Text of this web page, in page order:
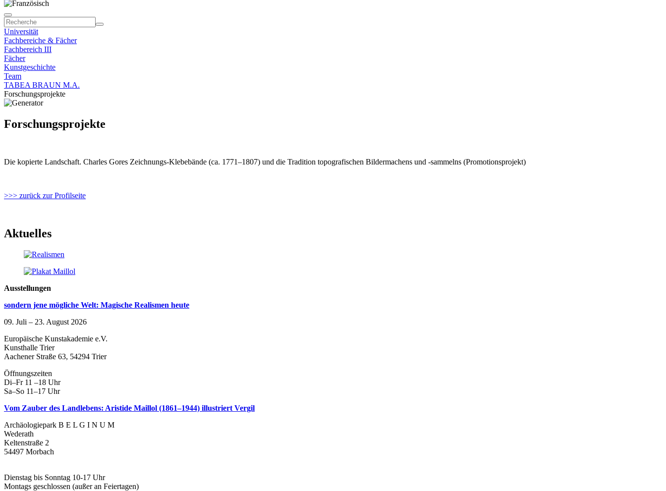
Universität
Fachbereiche & Fächer
Fachbereich III
Fächer
Kunstgeschichte
Team
TABEA BRAUN M.A.
Forschungsprojekte
Forschungsprojekte
Die kopierte Landschaft. Charles Gores Zeichnungs-Klebebände (ca. 1771–1807) und die Tradition topografischen Bildermachens und -sammelns (Promotionsprojekt)
>>> zurück zur Profilseite
Aktuelles
Ausstellungen
sondern jene mögliche Welt: Magische Realismen heute
09. Juli – 23. August 2026
Europäische Kunstakademie e.V.
Kunsthalle Trier
Aachener Straße 63, 54294 Trier
Öffnungszeiten
Di–Fr 11 –18 Uhr
Sa–So 11–17 Uhr
Vom Zauber des Landlebens: Aristide Maillol (1861–1944) illustriert Vergil
Archäologiepark B E L G I N U M
Wederath
Keltenstraße 2
54497 Morbach
Dienstag bis Sonntag 10-17 Uhr
Montags geschlossen (außer an Feiertagen)